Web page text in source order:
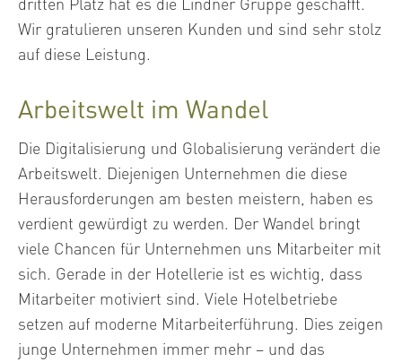
Wir gratulieren unseren Kunden und sind sehr stolz
auf diese Leistung.
Arbeitswelt im Wandel
Die Digitalisierung und Globalisierung verändert die
Arbeitswelt. Diejenigen Unternehmen die diese
Herausforderungen am besten meistern, haben es
verdient gewürdigt zu werden. Der Wandel bringt
viele Chancen für Unternehmen uns Mitarbeiter mit
sich. Gerade in der Hotellerie ist es wichtig, dass
Mitarbeiter motiviert sind. Viele Hotelbetriebe
setzen auf moderne Mitarbeiterführung. Dies zeigen
junge Unternehmen immer mehr – und das